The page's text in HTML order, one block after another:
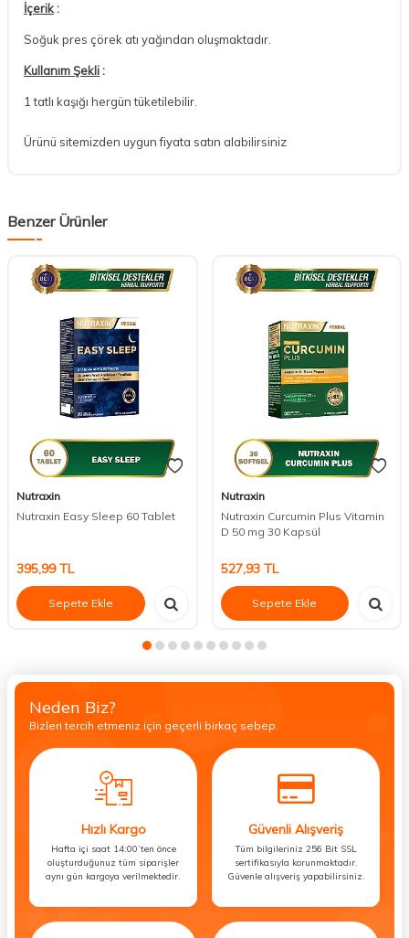
İçerik :
Soğuk pres çörek atı yağından oluşmaktadır.
Kullanım Şekli :
1 tatlı kaşığı hergün tüketilebilir.
Ürünü sitemizden uygun fiyata satın alabilirsiniz
Benzer Ürünler
Nutraxin
Nutraxin Easy Sleep 60 Tablet
395,99TL
Sepete Ekle
Nutraxin
Nutraxin Curcumin Plus Vitamin
D 50 mg 30 Kapsül
527,93TL
Sepete Ekle
Neden Biz?
Bizleri tercih etmeniz için geçerli birkaç sebep.
Hızlı Kargo
Hafta içi saat 14:00’ten önce
oluşturduğunuz tüm siparişler
aynı gün kargoya verilmektedir.
Güvenli Alışveriş
Tüm bilgileriniz 256 Bit SSL
sertifikasıyla korunmaktadır.
Güvenle alışveriş yapabilirsiniz.